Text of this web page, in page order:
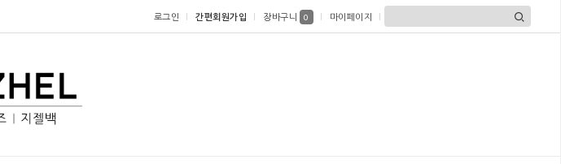
로그인 간편회원가입 장바구니 0 마이페이지